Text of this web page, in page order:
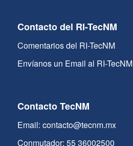
Contacto del RI-TecNM
Comentarios del RI-TecNM
Envíanos un Email al RI-TecNM
Contacto TecNM
Email: contacto@tecnm.mx
Conmutador: 55 36002500